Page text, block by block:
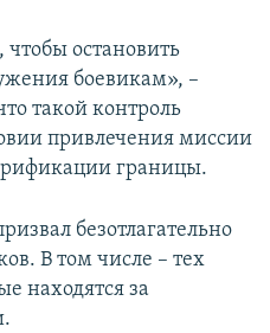
чтобы остановить
боевикам», –
такой контроль
привлечения миссии
границы.
безотлагательно
В том числе – тех
находятся за